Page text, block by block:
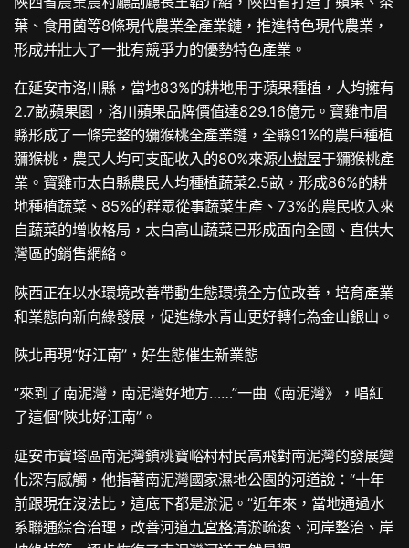
葉、食用菌等8條現代農業全產業鏈，推進特色現代農業，
形成并壯大了一批有競爭力的優勢特色產業。
在延安市洛川縣，當地83%的耕地用于蘋果種植，人均擁有
2.7畝蘋果園，洛川蘋果品牌價值達829.16億元。寶雞市眉
縣形成了一條完整的獼猴桃全產業鏈，全縣91%的農戶種植
獼猴桃，農民人均可支配收入的80%來源小樹屋于獼猴桃產
業。寶雞市太白縣農民人均種植蔬菜2.5畝，形成86%的耕
地種植蔬菜、85%的群眾從事蔬菜生產、73%的農民收入來
自蔬菜的增收格局，太白高山蔬菜已形成面向全國、直供大
灣區的銷售網絡。
陜西正在以水環境改善帶動生態環境全方位改善，培育產業
和業態向新向綠發展，促進綠水青山更好轉化為金山銀山。
陜北再現“好江南”，好生態催生新業態
“來到了南泥灣，南泥灣好地方……”一曲《南泥灣》，唱紅
了這個“陜北好江南”。
延安市寶塔區南泥灣鎮桃寶峪村村民高飛對南泥灣的發展變
化深有感觸，他指著南泥灣國家濕地公園的河道說：“十年
前跟現在沒法比，這底下都是淤泥。”近年來，當地通過水
系聯通綜合治理，改善河道九宮格清淤疏浚、河岸整治、岸